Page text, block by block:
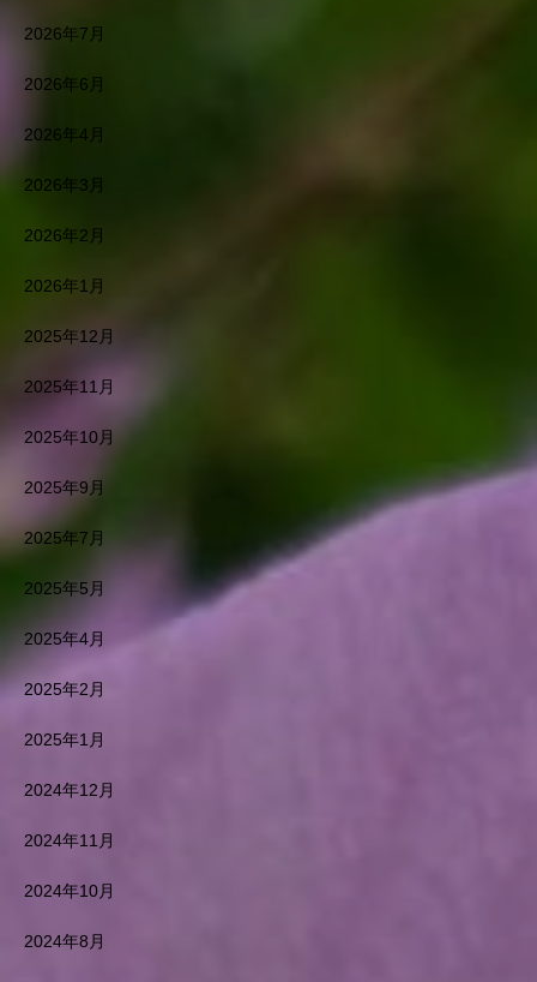
2026年7月
2026年6月
2026年4月
2026年3月
2026年2月
2026年1月
2025年12月
2025年11月
2025年10月
2025年9月
2025年7月
2025年5月
2025年4月
2025年2月
2025年1月
2024年12月
2024年11月
2024年10月
2024年8月